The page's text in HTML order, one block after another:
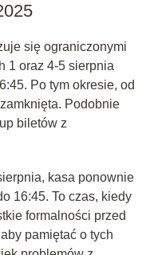
się ograniczonymi
1 oraz 4-5 sierpnia
Po tym okresie, od
Podobnie
biletów z
kasa ponownie
16:45. To czas, kiedy
formalności przed
pamiętać o tych